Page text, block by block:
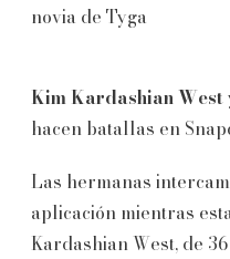
novia de Tyga
Kim Kardashian West
hacen batallas en
Las hermanas
aplicación mientras
Kardashian West, de